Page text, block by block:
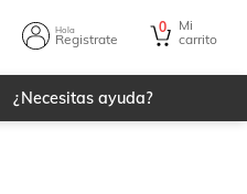
Hola
Registrate
0
Mi
carrito
¿Necesitas ayuda?